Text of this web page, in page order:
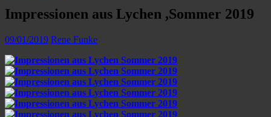
Impressionen aus Lychen ,Sommer 2019
09/01/2019 Rene Funke